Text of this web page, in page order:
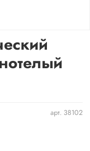
арт. 38102